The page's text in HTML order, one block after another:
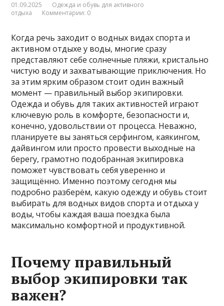
01.09.2025
Одежда и обувь для активного
отдыха
Комментарии: 0
Когда речь заходит о водных видах спорта и
активном отдыхе у воды, многие сразу
представляют себе солнечные пляжи, кристально
чистую воду и захватывающие приключения. Но
за этим ярким образом стоит один важный
момент — правильный выбор экипировки.
Одежда и обувь для таких активностей играют
ключевую роль в комфорте, безопасности и,
конечно, удовольствии от процесса. Неважно,
планируете вы заняться серфингом, каякингом,
дайвингом или просто провести выходные на
берегу, грамотно подобранная экипировка
поможет чувствовать себя уверенно и
защищённо. Именно поэтому сегодня мы
подробно разберём, какую одежду и обувь стоит
выбирать для водных видов спорта и отдыха у
воды, чтобы каждая ваша поездка была
максимально комфортной и продуктивной.
Почему правильный
выбор экипировки так
важен?